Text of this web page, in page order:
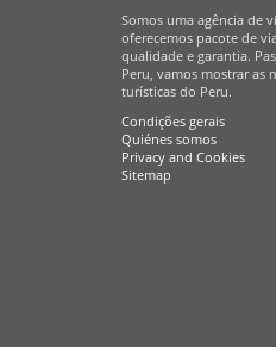
Somos uma agência de
oferecemos pacote de
qualidade e garantia.
Peru, vamos mostrar as
turísticas do Peru.
Condições gerais
Quiénes somos
Privacy and Cookies
Sitemap